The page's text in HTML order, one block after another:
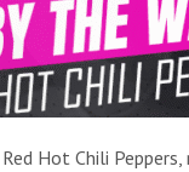
Hot Chili